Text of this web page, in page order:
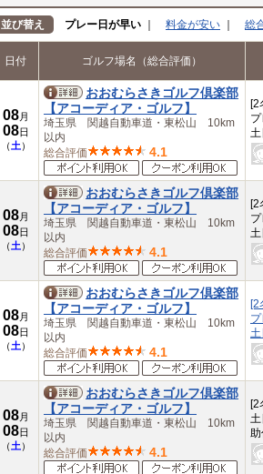
山形県
北陸
富山県
中部
岐阜県
愛知県
三重県
近畿
滋賀県
京都府
大阪府
兵庫県
奈良県
和歌山県
鳥取県
島根県
岡山県
広島県
山口県
徳島県
香川県
愛媛県
高知県
九州・沖縄
福岡県
並び替え プレー日が早い 料金が安い 総
日付 ゴルフ場名（総合評価）
08月
08日
（土）
おおむらさきゴルフ倶楽部
【アコーディア・ゴルフ】
埼玉県 関越自動車道・東松山 10km
以内
総合評価
4.1
[2
08月
08日
（ 土 ）
おおむらさきゴルフ倶楽部
【アコーディア・ゴルフ】
埼玉県 関越自動車道・東松山 10km
以内
総合評価
4.1
[2
08月
08日
（土）
おおむらさきゴルフ倶楽部
【アコーディア・ゴルフ】
埼玉県 関越自動車道・東松山 10km
以内
総合評価
4.1
[2
08月
08日
（ 土 ）
おおむらさきゴルフ倶楽部
【アコーディア・ゴルフ】
埼玉県 関越自動車道・東松山 10km
以内
総合評価
4.1
[2